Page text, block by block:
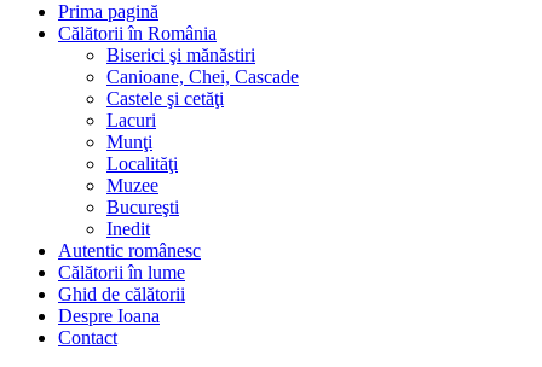
Prima pagină
Călătorii în România
Biserici şi mănăstiri
Canioane, Chei, Cascade
Castele şi cetăţi
Lacuri
Munţi
Localităţi
Muzee
Bucureşti
Inedit
Autentic românesc
Călătorii în lume
Ghid de călătorii
Despre Ioana
Contact